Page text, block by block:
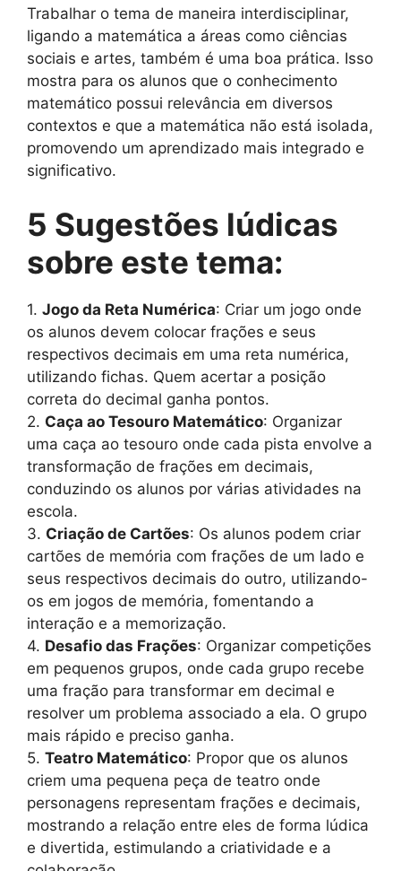
Trabalhar o tema de maneira interdisciplinar,
ligando a matemática a áreas como ciências
sociais e artes, também é uma boa prática. Isso
mostra para os alunos que o conhecimento
matemático possui relevância em diversos
contextos e que a matemática não está isolada,
promovendo um aprendizado mais integrado e
significativo.
5 Sugestões lúdicas
sobre este tema:
1. Jogo da Reta Numérica: Criar um jogo onde
os alunos devem colocar frações e seus
respectivos decimais em uma reta numérica,
utilizando fichas. Quem acertar a posição
correta do decimal ganha pontos.
2. Caça ao Tesouro Matemático: Organizar
uma caça ao tesouro onde cada pista envolve a
transformação de frações em decimais,
conduzindo os alunos por várias atividades na
escola.
3. Criação de Cartões: Os alunos podem criar
cartões de memória com frações de um lado e
seus respectivos decimais do outro, utilizando-
os em jogos de memória, fomentando a
interação e a memorização.
4. Desafio das Frações: Organizar competições
em pequenos grupos, onde cada grupo recebe
uma fração para transformar em decimal e
resolver um problema associado a ela. O grupo
mais rápido e preciso ganha.
5. Teatro Matemático: Propor que os alunos
criem uma pequena peça de teatro onde
personagens representam frações e decimais,
mostrando a relação entre eles de forma lúdica
e divertida, estimulando a criatividade e a